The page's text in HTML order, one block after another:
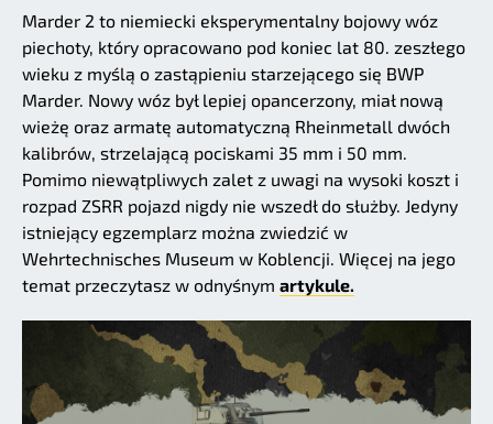
Marder 2 to niemiecki eksperymentalny bojowy wóz
piechoty, który opracowano pod koniec lat 80. zeszłego
wieku z myślą o zastąpieniu starzejącego się BWP
Marder. Nowy wóz był lepiej opancerzony, miał nową
wieżę oraz armatę automatyczną Rheinmetall dwóch
kalibrów, strzelającą pociskami 35 mm i 50 mm.
Pomimo niewątpliwych zalet z uwagi na wysoki koszt i
rozpad ZSRR pojazd nigdy nie wszedł do służby. Jedyny
istniejący egzemplarz można zwiedzić w
Wehrtechnisches Museum w Koblencji. Więcej na jego
temat przeczytasz w odnyśnym artykule.